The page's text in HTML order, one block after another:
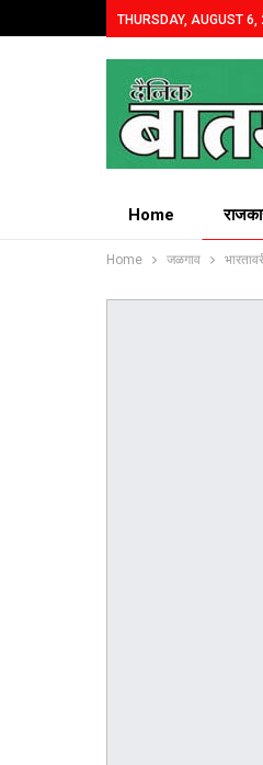
THURSDAY, AUGUST 6,
Home
Home जळगाव